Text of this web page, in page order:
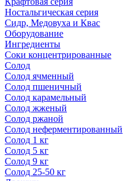
Ностальгическая серия
Сидр, Медовуха и Квас
Оборудование
Ингредиенты
Соки концентрированные
Солод
Солод ячменный
Солод пшеничный
Солод карамельный
Солод жженый
Солод ржаной
Солод неферментированный
Солод 1 кг
Солод 5 кг
Солод 9 кг
Солод 25-50 кг